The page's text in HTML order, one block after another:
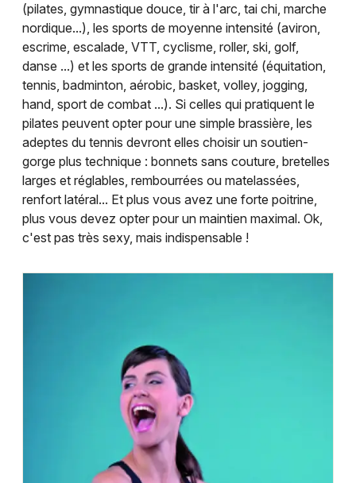
Sorties & loisirs
Newsletter des sorties
Artistes en tournée
Actualités
Magazine
Choisir mes départements
Mon email
(pilates, gymnastique douce, tir à l'arc, tai chi, marche
nordique...), les sports de moyenne intensité (aviron,
escrime, escalade, VTT, cyclisme, roller, ski, golf,
danse ...) et les sports de grande intensité (équitation,
tennis, badminton, aérobic, basket, volley, jogging,
hand, sport de combat ...). Si celles qui pratiquent le
pilates peuvent opter pour une simple brassière, les
adeptes du tennis devront elles choisir un soutien-
gorge plus technique : bonnets sans couture, bretelles
larges et réglables, rembourrées ou matelassées,
renfort latéral... Et plus vous avez une forte poitrine,
plus vous devez opter pour un maintien maximal. Ok,
c'est pas très sexy, mais indispensable !